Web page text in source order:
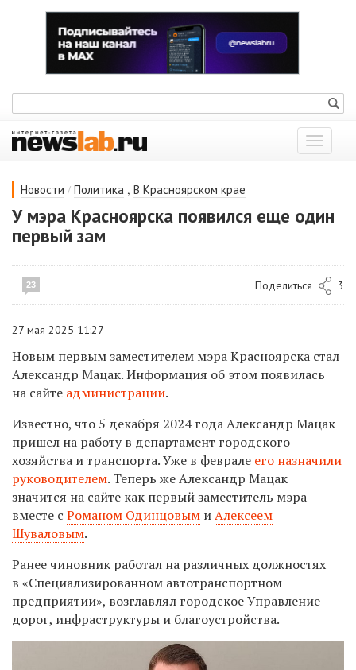
Показать
меню
Новости / Политика , В Красноярском крае
У мэра Красноярска появился еще один
первый зам
23 Поделиться 3
27 мая 2025 11:27
Новым первым заместителем мэра Красноярска стал
Александр Мацак. Информация об этом появилась
на сайте администрации.
Известно, что 5 декабря 2024 годаАлександр Мацак
пришел на работу в департамент городского
хозяйства и транспорта. Уже в феврале его назначили
руководителем. Теперь же Александр Мацак
значится на сайте как первый заместитель мэра
вместе с Романом Одинцовым иАлексеем
Шуваловым.
Ранее чиновник работал на различных должностях
в «Специализированном автотранспортном
предприятии», возглавлял городское Управление
дорог, инфраструктуры и благоустройства.